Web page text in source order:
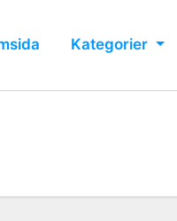
Kategorier